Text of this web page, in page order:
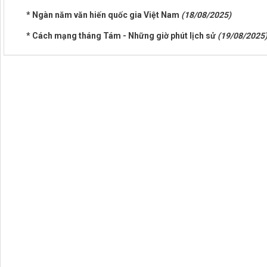
* Ngàn năm văn hiến quốc gia Việt Nam (18/08/2025)
* Cách mạng tháng Tám - Những giờ phút lịch sử (19/08/2025)